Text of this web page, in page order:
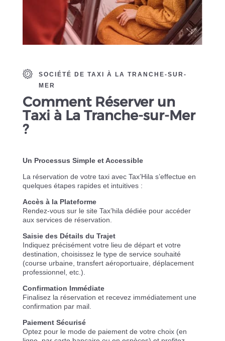
SOCIÉTÉ DE TAXI À LA TRANCHE-SUR-
MER
Comment Réserver un
Taxi à La Tranche-sur-Mer
?
Un Processus Simple et Accessible
La réservation de votre taxi avec Tax’Hila s’effectue en
quelques étapes rapides et intuitives :
Accès à la Plateforme
Rendez-vous sur le site Tax’hila dédiée pour accéder
aux services de réservation.
Saisie des Détails du Trajet
Indiquez précisément votre lieu de départ et votre
destination, choisissez le type de service souhaité
(course urbaine, transfert aéroportuaire, déplacement
professionnel, etc.).
Confirmation Immédiate
Finalisez la réservation et recevez immédiatement une
confirmation par mail.
Paiement Sécurisé
Optez pour le mode de paiement de votre choix (en